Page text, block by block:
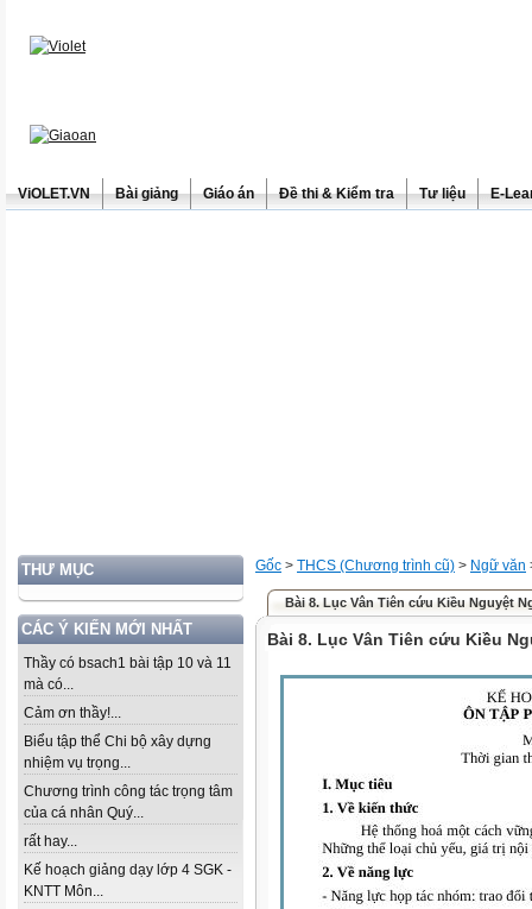
ViOLET.VN Bài giảng Giáo án Đề thi & Kiểm tra Tư liệu E-
THƯ MỤC
CÁC Ý KIẾN MỚI NHẤT
Thầy có bsach1 bài tập 10 và 11
mà có...
Cảm ơn thầy!...
Biểu tập thể Chi bộ xây dựng
nhiệm vụ trọng...
Chương trình công tác trọng tâm
của cá nhân Quý...
rất hay...
Kế hoạch giảng dạy lớp 4 SGK -
KNTT Môn...
Gốc > THCS (Chương trình cũ) > Ngữ văn
Bài 8. Lục Vân Tiên cứu Kiều Nguyệt
Bài 8. Lục Vân Tiên cứu Kiều